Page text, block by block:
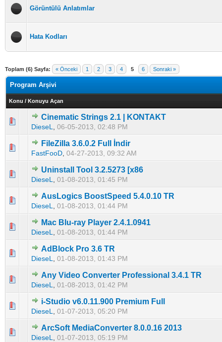
Görüntülü Anlatımlar
Hata Kodları
Toplam (6) Sayfa: « Önceki 1 2 3 4 5 6 Sonraki »
Program Arşivi
Konu / Konuyu Açan
Cinematic Strings 2.1 | KONTAKT
DieseL, 06-05-2013, 02:48 PM
5 üzerinden 0 Oy - Toplam Ortalama 0 Oy Verilmiş
1234 5
FileZilla 3.6.0.2 Full İndir
FastFooD, 04-27-2013, 09:32 AM
5 üzerinden 0 Oy - Toplam Ortalama 0 Oy Verilmiş
12345
Uninstall Tool 3.2.5273 [x86
DieseL, 01-08-2013, 01:45 PM
5 üzerinden 0 Oy - Toplam Ortalama 0 Oy Verilmiş
12345
AusLogics BoostSpeed 5.4.0.10 TR
DieseL, 01-08-2013, 01:44 PM
5 üzerinden 0 Oy - Toplam Ortalama 0 Oy Verilmiş
12345
Mac Blu-ray Player 2.4.1.0941
DieseL, 01-08-2013, 01:44 PM
5 üzerinden 0 Oy - Toplam Ortalama 0 Oy Verilmiş
1 2345
AdBlock Pro 3.6 TR
DieseL, 01-08-2013, 01:43 PM
5 üzerinden 0 Oy - Toplam Ortalama 0 Oy Verilmiş
12
Any Video Converter Professional 3.4.1 TR
DieseL, 01-08-2013, 01:42 PM
5 üzerinden 0 Oy - Toplam Ortalama 0 Oy Verilmiş
1 234 5
i-Studio v6.0.11.900 Premium Full
DieseL, 01-07-2013, 05:20 PM
5 üzerinden 0 Oy - Toplam Ortalama 0 Oy Verilmiş
12 3 45
ArcSoft MediaConverter 8.0.0.16 2013
DieseL, 01-07-2013, 05:19 PM
5 üzerinden 0 Oy - Toplam Ortalama 0 Oy Verilmiş
1 2 34 5